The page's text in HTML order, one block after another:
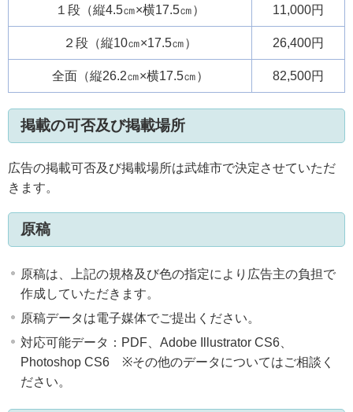
１段（縦4.5㎝×横17.5㎝） 11,000円
２段（縦10㎝×17.5㎝） 26,400円
全面（縦26.2㎝×横17.5㎝） 82,500円
掲載の可否及び掲載場所
広告の掲載可否及び掲載場所は武雄市で決定させていただ
きます。
原稿
原稿は、上記の規格及び色の指定により広告主の負担で
作成していただきます。
原稿データは電子媒体でご提出ください。
対応可能データ：PDF、Adobe Illustrator CS6、
Photoshop CS6 ※その他のデータについてはご相談く
ださい。